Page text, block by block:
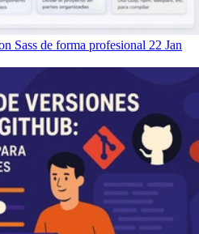
Sass de forma profesional 22 Jan